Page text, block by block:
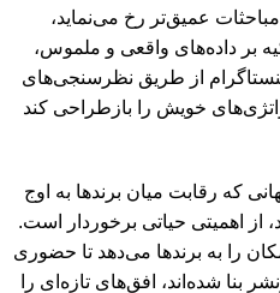
عمیق‌تر رخ می‌نماید،
بر داده‌های واقعی و ملموس،
از طریق نظرسنجی‌های
خویش را بازطراحی کند
که رقابت میان برندها به اوج
از اهمیتی حیاتی برخوردار است.
را به برندها می‌دهد تا حضوری
بنا شده‌اند، افق‌های تازه‌ای را